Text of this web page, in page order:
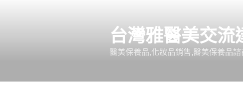
台灣雅醫美交流
醫美保養品,化妝品銷售,醫美保養品